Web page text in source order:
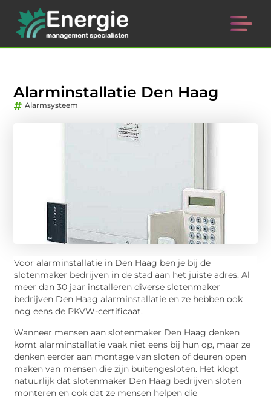
Alarminstallatie Den Haag
Alarmsysteem
Voor alarminstallatie in Den Haag ben je bij de
slotenmaker bedrijven in de stad aan het juiste adres. Al
meer dan 30 jaar installeren diverse slotenmaker
bedrijven Den Haag alarminstallatie en ze hebben ook
nog eens de PKVW-certificaat.
Wanneer mensen aan slotenmaker Den Haag denken
komt alarminstallatie vaak niet eens bij hun op, maar ze
denken eerder aan montage van sloten of deuren open
maken van mensen die zijn buitengesloten. Het klopt
natuurlijk dat slotenmaker Den Haag bedrijven sloten
monteren en ook dat ze mensen helpen die